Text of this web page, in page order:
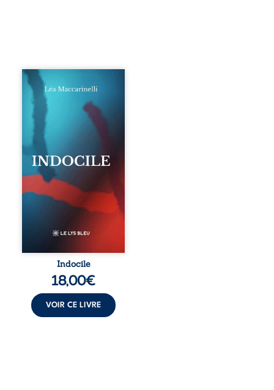
Quatre parties.
Quatre refus.
Quatre visages
d’une existence en
friction. Entre les
silences qu’on ne
déchiffre pas, les
amours qu’on
dérange, les corps
qu’on administre
et les liens qu’on
sabote, cet
ouvrage parle à
vivent trop fort,
trop vrai, trop tôt.
traversée. Une
langue nue. Une
insurrection
calme. Une
déclaration
d’existence pour ...
Indocile
18,00€
VOIR CE LIVRE